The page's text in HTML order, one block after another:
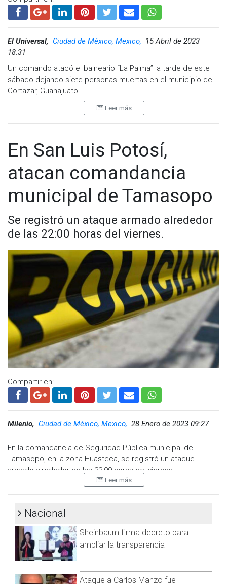
El Universal, Ciudad de México, Mexico,
15 Abril de 2023
18:31
Un comando atacó el balneario “La Palma” la tarde de este
sábado dejando siete personas muertas en el municipio de
Cortazar, Guanajuato.
Al menos 20 hombres con fusiles de asalto abrieron fuego en
El ataque ocurrió alrededor de las 4:00 de la tarde.
El balneario La Palma, ubicado cerca de la Universidad
Politécnica, es visitado por familias de los municipios
cercanos, como Celaya y Villagrán.
#Guanajuato.
Varias víctimas mortales.pic.twitter.com/S1QYyIZ5HW
— Armando Borlotes (@olaldeaguilera)April 15, 2023
Visita y accede a todo nuestro contenido |
www.cadenanoticias.com| Twitter: @cadena_noticias|
Facebook: @cadenanoticiasmx| Instagram:
@cadenanoticiasmx
| TikTok:@CadenaNoticias| Telegram:
https://t.me/GrupoCadenaResumen|
Leer más
En San Luis Potosí,
atacan comandancia
municipal de Tamasopo
Se registró un ataque armado alrededor
de las 22:00 horas del viernes.
Compartir en:
Milenio, Ciudad de México, Mexico, 28 Enero de 2023 09:27
En la comandancia de Seguridad Pública municipal de
Tamasopo, en la zona Huasteca, se registró un ataque
armado alrededor de las 22:00 horas del viernes.
#Tamasopo,#SanLuisPotosi
estado.#AhoraMás
pic.twitter.com/1BOQanJ8jm
— Ahora Más (@ahoramasoficial)January 28, 2023
De acuerdo a la información, sólo se registraron daños
materiales en las instalaciones del lugar por impacto de bala
de arma de fuego, donde patrullas y agentes de seguridad
Leer más
Nacional
Sheinbaum firma decreto para
ampliar la transparencia
Ataque a Carlos Manzo fue